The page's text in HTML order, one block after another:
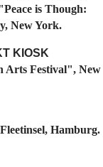
is Though:
New York.
KIOSK
Arts Festival", New
Hamburg.